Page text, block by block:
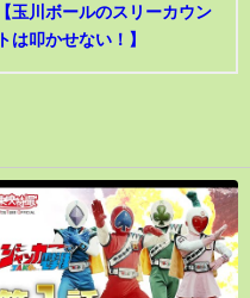
【玉川ボールのスリーカウン
トは叩かせない！】